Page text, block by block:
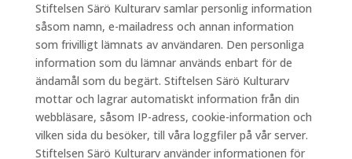
Stiftelsen Särö Kulturarv samlar personlig information
såsom namn, e-mailadress och annan information
som frivilligt lämnats av användaren. Den personliga
information som du lämnar används enbart för de
ändamål som du begärt. Stiftelsen Särö Kulturarv
mottar och lagrar automatiskt information från din
webbläsare, såsom IP-adress, cookie-information och
vilken sida du besöker, till våra loggfiler på vår server.
Stiftelsen Särö Kulturarv använder informationen för